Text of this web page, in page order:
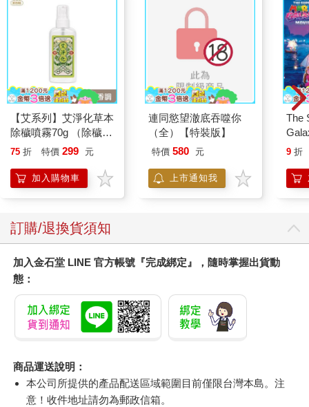
【艾系列】艾淨化草本
除穢噴霧70g （除穢/
平安/淨化/艾草/芙蓉/
另有多瓶組優惠賣場
75 折 特價 299 元
加入購物車
連同慾望澈底吞噬你
（全）【特裝版】
特價 580 元
上市通知我
The
9 折
訂購/退換貨須知
加入金石堂 LINE 官方帳號『完成綁定』，隨時掌握出貨動
態：
商品運送說明：
本公司所提供的產品配送區域範圍目前僅限台灣本島。注
意！收件地址請勿為郵政信箱。